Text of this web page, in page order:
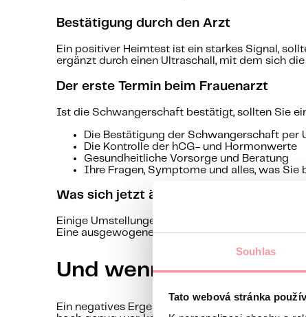
Souhlas
Tato webová stránka
Bestätigung durch den Arzt
Ein positiver Heimtest ist ein starkes Signal,
ergänzt durch einen Ultraschall, mit dem sich
Der erste Termin beim Frauenarzt
Ist die Schwangerschaft bestätigt, sollten Sie
Die Bestätigung der Schwangerschaft per
Die Kontrolle der hCG- und Hormonwerte
Gesundheitliche Vorsorge und Beratung
Ihre Fragen, Symptome und alles, was Sie
Was sich jetzt ändern sollte
Einige Umstellungen lohnen sich sofort – der
Eine ausgewogene Ernährung und die
Und wenn der Test
Ein negatives Ergebnis bedeutet nicht